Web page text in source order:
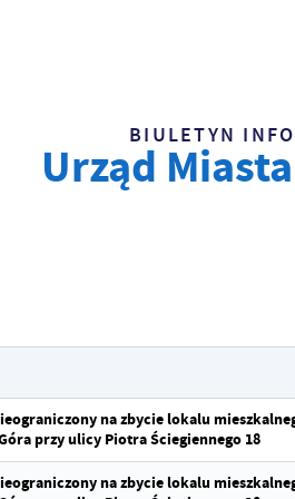
BIULETYN
Urząd
na zbycie lokalu
przy ulicy Piotra Ściegiennego 18
na zbycie lokalu